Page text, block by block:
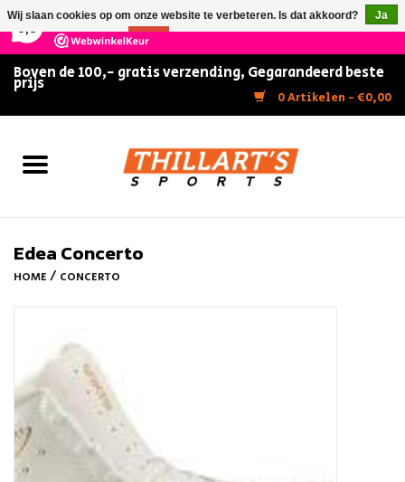
147 Reviews ×
Boven de 100,- gratis verzending, Gegarandeerd beste
prijs
0 Artikelen - €0,00
Home
FITNESS & ULTIMATE SHAPE
Schaatsen
Edea Concerto
HOME / CONCERTO
Wij slaan cookies op om onze website te verbeteren. Is dat akkoord?
Ja
Nee